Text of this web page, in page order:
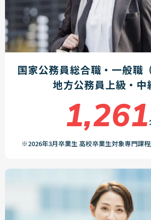
国家公務員総合職・一般職
地方公務員上級・中
1,261
※2026年3月卒業生 高校卒業生対象専門課